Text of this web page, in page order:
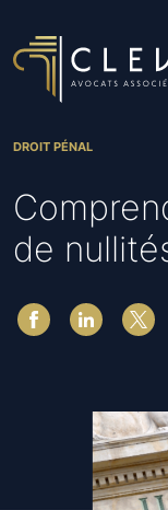
DROIT PÉNAL
de